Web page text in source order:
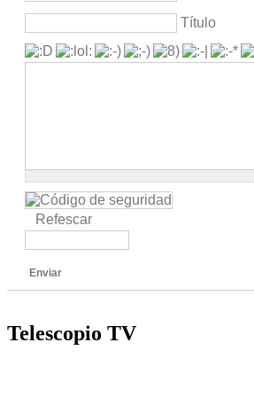
Título
Refescar
Enviar
Telescopio TV